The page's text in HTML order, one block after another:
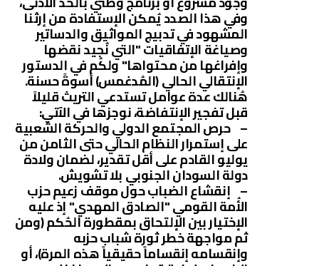
وفي هذا الصدد يُمكن الإستفادة من إرثنا
المشهود في تدبيج المواثيق والدساتير
وصياغة الإتفاقيات "التي نُجيد نقضها
وإفراغها من محتواها" ولكُم في الدستور
الإنتقالي الحالي (المُدغمس) أسوةً حسنة.
هُنالك عدة عوامل تستدعي التريث قليلاً
قبل تفجير الإنتفاضة، نوجزها في الآتي:
– حرص المجتمع الدولي والحركة الشعبية
على إستمرار النظام الحالي حتى الثامن من
يوليو القادم على أقل تقدير، لضمان ولادة
دولة السودان الجنوبي بلا تشويش.
– إنقشاع الضباب حول موقف زعيم حزب
الأُمة القومي "الصادق المهدي" إذ عليه
الإختيار بين الإلتحاق بمقطورة الحُكم (ومن
ثم مواجهة خطر ثورة شباب حزبه
وإنقسامه إنقساماً حقيقياً هذه المرة)، أو